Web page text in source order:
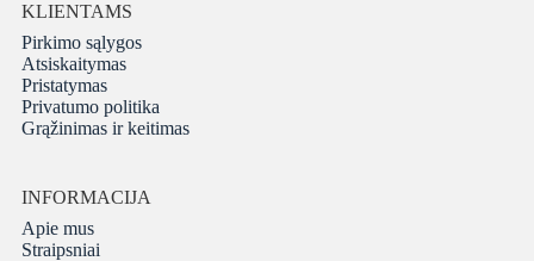
KLIENTAMS
Pirkimo sąlygos
Atsiskaitymas
Pristatymas
Privatumo politika
Grąžinimas ir keitimas
INFORMACIJA
Apie mus
Straipsniai